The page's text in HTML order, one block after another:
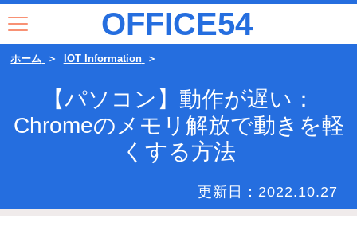
OFFICE54
ホーム IOT Information
【パソコン】動作が遅い：
Chromeのメモリ解放で動きを軽
くする方法
更新日： 2022.10.27